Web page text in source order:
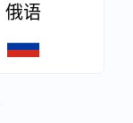
俄语